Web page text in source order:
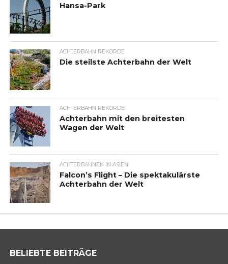
Hansa-Park
ACHTERBAHN REKORDE
Die steilste Achterbahn der Welt
ACHTERBAHN REKORDE
Achterbahn mit den breitesten
Wagen der Welt
ACHTERBAHNEN IN ASIEN
Falcon’s Flight – Die spektakulärste
Achterbahn der Welt
BELIEBTE BEITRÄGE